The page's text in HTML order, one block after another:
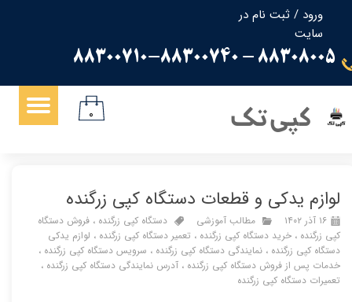
ورود / ثبت نام در
سایت
حساب کاربری من
تغییر گذر واژه
سفارشات
88308005 - 88300710-88300740
کپی تک ۰
لوازم یدکی و قطعات دستگاه کپی زرگنده
۱۶ آذر ۱۴۰۲ مطالب آموزشی دستگاه کپی زرگنده ، فروش دستگاه
کپی زرگنده ، خرید دستگاه کپی زرگنده ، تعمیر دستگاه کپی زرگنده ، لوازم یدکی
دستگاه کپی زرگنده ، نمایندگی دستگاه کپی زرگنده ، سرویس دستگاه کپی زرگنده ،
خدمات پس از فروش دستگاه کپی زرگنده ، آدرس نمایندگی دستگاه کپی زرگنده ،
تعمیرات دستگاه کپی زرگنده